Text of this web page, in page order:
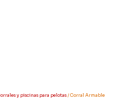
y piscinas para pelotas/ Corral Armable